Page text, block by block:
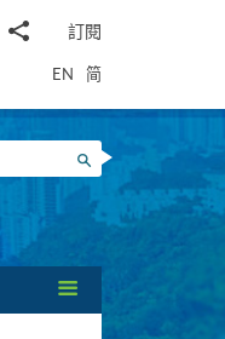
郵WhatsApp
微
信
面
書Twitter
LinkedIn
微
訂閱
EN 简
搜尋